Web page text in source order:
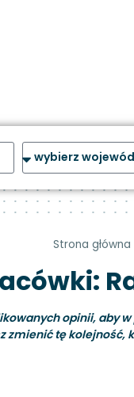
Strona główna
opinii, aby
zmienić tę kolejność,